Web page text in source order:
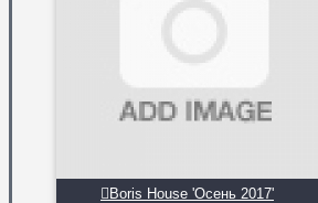
Boris House 'Осень 2017'